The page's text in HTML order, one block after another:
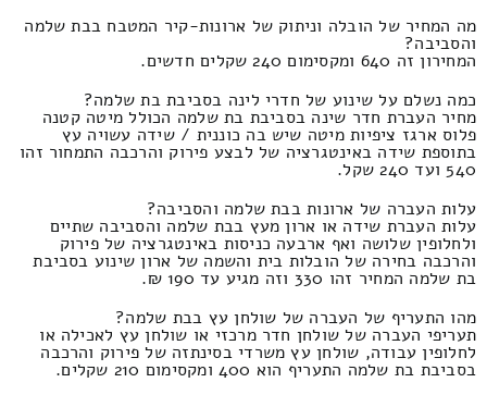
מה המחיר של הובלה וניתוק של ארונות-קיר המטבח בבת שלמה
והסביבה?
המחירון זה 640 ומקסימום 240 שקלים חדשים.
כמה נשלם על שינוע של חדרי לינה בסביבת בת שלמה?
מחיר העברת חדר שינה בסביבת בת שלמה הכולל מיטה קטנה
פלוס ארגז ציפיות מיטה שיש בה כוננית / שידה עשויה עץ
בתוספת שידה באינטגרציה של לבצע פירוק והרכבה התמחור זהו
540 ועד 240 שקל.
עלות העברה של ארונות בבת שלמה והסביבה?
עלות העברת שידה או ארון מעץ בבת שלמה והסביבה שתיים
ולחלופין שלושה ואף ארבעה כניסות באינטגרציה של פירוק
והרכבה בחירה של הובלות בית והשמה של ארון שינוע בסביבת
בת שלמה המחיר זהו 330 וזה מגיע עד 190 ₪.
מהו התעריף של העברה של שולחן עץ בבת שלמה?
תעריפי העברה של שולחן חדר מרכזי או שולחן עץ לאכילה או
לחלופין עבודה, שולחן עץ משרדי בסינתזה של פירוק והרכבה
בסביבת בת שלמה התעריף הוא 400 ומקסימום 210 שקלים.